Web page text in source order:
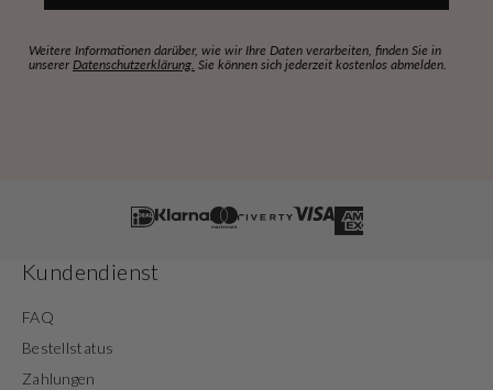
Weitere Informationen darüber, wie wir Ihre Daten verarbeiten, finden Sie in
unserer Datenschutzerklärung. Sie können sich jederzeit kostenlos abmelden.
Kundendienst
FAQ
Bestellstatus
Zahlungen